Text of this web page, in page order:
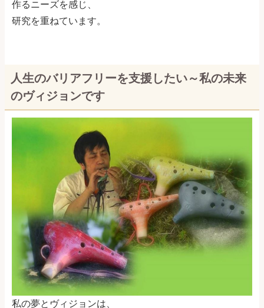
作るニーズを感じ、
研究を重ねています。
人生のバリアフリーを支援したい～私の未来
のヴィジョンです
私の夢とヴィジョンは、